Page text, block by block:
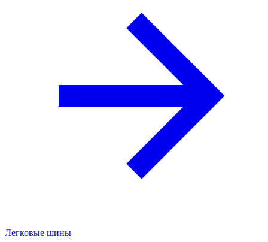
Легковые шины